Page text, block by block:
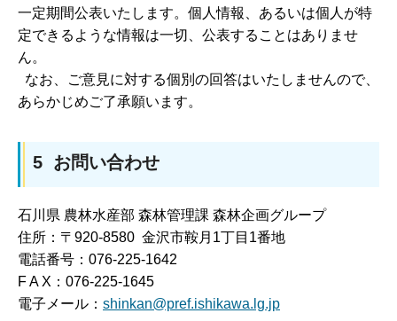
一定期間公表いたします。個人情報、あるいは個人が特
定できるような情報は一切、公表することはありませ
ん。
なお、ご意見に対する個別の回答はいたしませんので、
あらかじめご了承願います。
5 お問い合わせ
石川県 農林水産部 森林管理課 森林企画グループ
住所：〒920-8580 金沢市鞍月1丁目1番地
電話番号：076-225-1642
F A X：076-225-1645
電子メール： shinkan@pref.ishikawa.lg.jp